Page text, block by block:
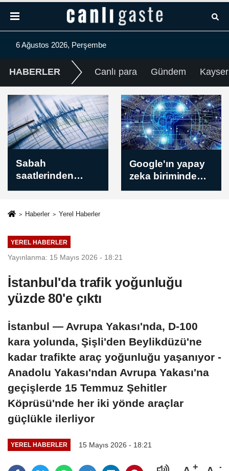
6 Ağustos 2026, Perşembe
HABERLER Canlı para Gündem
Google'ın yapay
zeka biriminde
üst düzey görev
İsrail güçleri Batı
Şeria'da bazı
beldelere baskın
Haberler Yerel Haberler
YEREL HABERLER
Yayınlanma: 15 Mayıs 2026 - 18:21
İstanbul'da trafik yoğunluğu
yüzde 80'e çıktı
İstanbul — Avrupa Yakası'nda, D-100
kara yolunda, Şişli'den Beylikdüzü'ne
kadar trafikte araç yoğunluğu yaşanıyor -
Anadolu Yakası'ndan Avrupa Yakası'na
geçişlerde 15 Temmuz Şehitler
Köprüsü'nde her iki yönde araçlar
güçlükle ilerliyor
YEREL HABERLER 15 Mayıs 2026 - 18:21